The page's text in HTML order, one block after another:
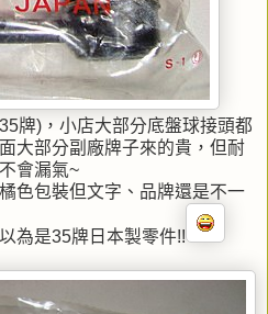
牌)，小店大部分底盤球接頭都
大部分副廠牌子來的貴，但耐
會漏氣~
色包裝但文字、品牌還是不一
為是35牌日本製零件!!